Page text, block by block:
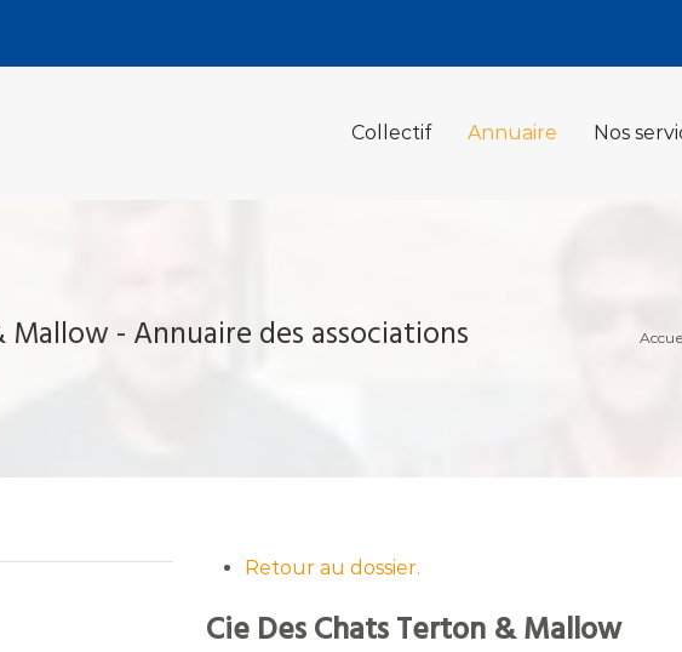
Collectif Annuaire Nos
Mallow - Annuaire des associations
Retour au dossier.
Cie Des Chats Terton & Mallow